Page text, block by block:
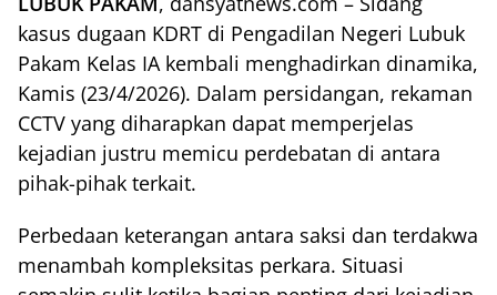
kasus dugaan KDRT di Pengadilan Negeri Lubuk
Pakam Kelas IA kembali menghadirkan dinamika,
Kamis (23/4/2026). Dalam persidangan, rekaman
CCTV yang diharapkan dapat memperjelas
kejadian justru memicu perdebatan di antara
pihak-pihak terkait.
Perbedaan keterangan antara saksi dan terdakwa
menambah kompleksitas perkara. Situasi